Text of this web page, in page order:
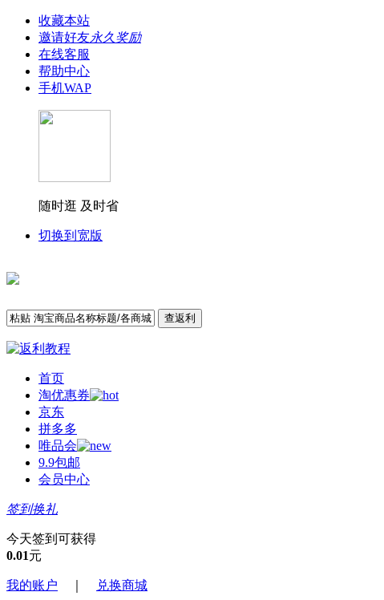
收藏本站
邀请好友永久奖励
在线客服
帮助中心
手机WAP
随时逛 及时省
切换到宽版
查返利
首页
淘优惠券
京东
拼多多
唯品会
9.9包邮
会员中心
签到换礼
今天签到可获得
0.01元
我的账户 兑换商城